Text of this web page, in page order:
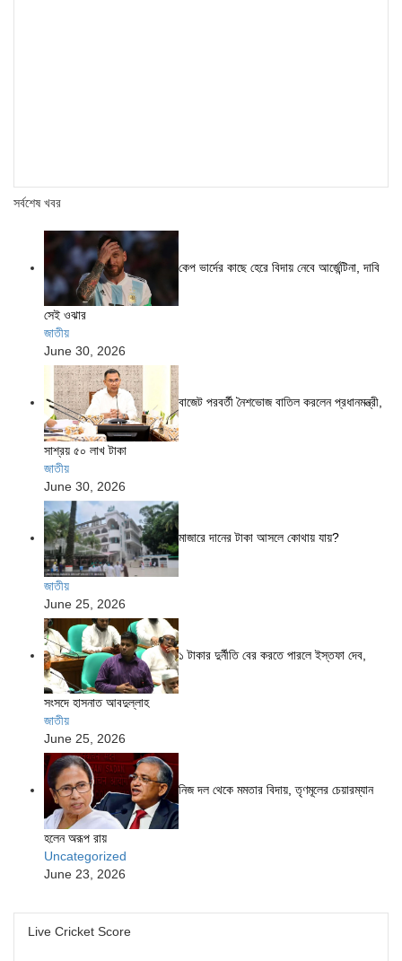
সর্বশেষ খবর
কেপ ভার্দের কাছে হেরে বিদায় নেবে আর্জেন্টিনা, দাবি
সেই ওঝার
জাতীয়
June 30, 2026
বাজেট পরবর্তী নৈশভোজ বাতিল করলেন প্রধানমন্ত্রী,
সাশ্রয় ৫০ লাখ টাকা
জাতীয়
June 30, 2026
মাজারে দানের টাকা আসলে কোথায় যায়?
জাতীয়
June 25, 2026
১ টাকার দুর্নীতি বের করতে পারলে ইস্তফা দেব,
সংসদে হাসনাত আবদুল্লাহ
জাতীয়
June 25, 2026
নিজ দল থেকে মমতার বিদায়, তৃণমূলের চেয়ারম্যান
হলেন অরূপ রায়
Uncategorized
June 23, 2026
Live Cricket Score